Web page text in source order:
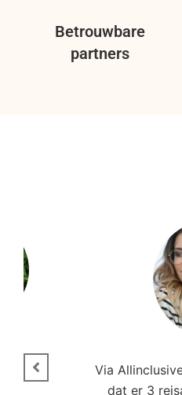
Betrouwbare
partners
Via
dat er 3